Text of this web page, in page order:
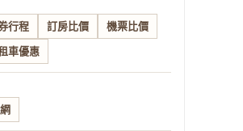
行程 訂房比價 機票比價
車優惠